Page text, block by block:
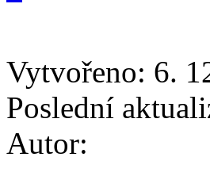
Vytvořeno: 6.
Poslední
Autor: